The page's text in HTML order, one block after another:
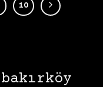
10
bakırköy